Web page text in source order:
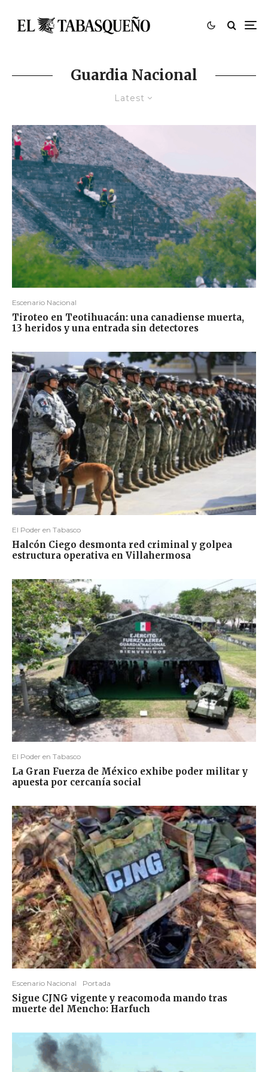
Guardia Nacional
Latest
Escenario Nacional
Tiroteo en Teotihuacán: una canadiense muerta,
13 heridos y una entrada sin detectores
El Poder en Tabasco
Halcón Ciego desmonta red criminal y golpea
estructura operativa en Villahermosa
El Poder en Tabasco
La Gran Fuerza de México exhibe poder militar y
apuesta por cercanía social
Escenario Nacional Portada
Sigue CJNG vigente y reacomoda mando tras
muerte del Mencho: Harfuch